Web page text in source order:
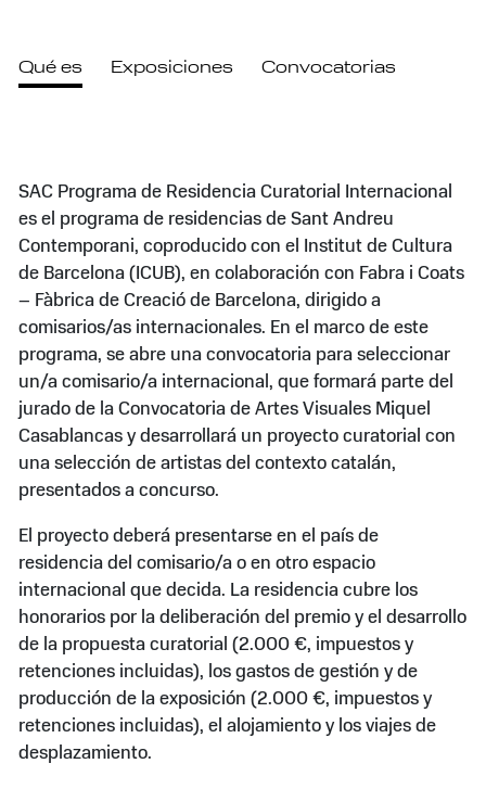
Qué es Exposiciones Convocatorias
SAC Programa de Residencia Curatorial Internacional
es el programa de residencias de Sant Andreu
Contemporani, coproducido con el Institut de Cultura
de Barcelona (ICUB), en colaboración con Fabra i Coats
– Fàbrica de Creació de Barcelona, dirigido a
comisarios/as internacionales. En el marco de este
programa, se abre una convocatoria para seleccionar
un/a comisario/a internacional, que formará parte del
jurado de la Convocatoria de Artes Visuales Miquel
Casablancas y desarrollará un proyecto curatorial con
una selección de artistas del contexto catalán,
presentados a concurso.
El proyecto deberá presentarse en el país de
residencia del comisario/a o en otro espacio
internacional que decida. La residencia cubre los
honorarios por la deliberación del premio y el desarrollo
de la propuesta curatorial (2.000 €, impuestos y
retenciones incluidas), los gastos de gestión y de
producción de la exposición (2.000 €, impuestos y
retenciones incluidas), el alojamiento y los viajes de
desplazamiento.